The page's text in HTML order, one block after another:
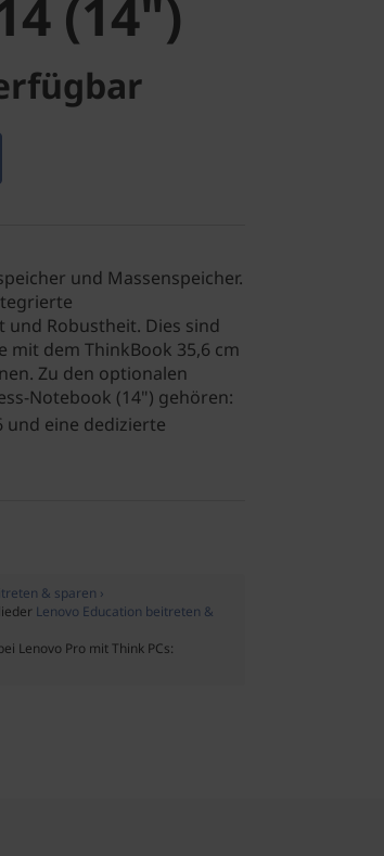
(14")
und Massenspeicher.
und Robustheit. Dies sind
mit dem ThinkBook 35,6 cm
Zu den optionalen
Notebook (14") gehören:
und eine dedizierte
& sparen ›
Lenovo Education beitreten &
Lenovo Pro mit Think PCs: